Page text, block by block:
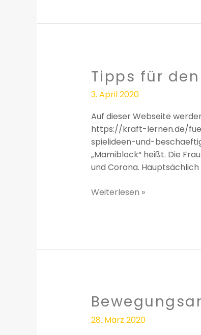
Tipps für
3. April 2020
Auf dieser Webseite
https://kraft-lernen.de/
spielideen-und-
„Mamiblock“ heißt. Die
und Corona.
Tipps
den
Alltag
Weiterlesen »
28. März 2020
Bewegungsangebote